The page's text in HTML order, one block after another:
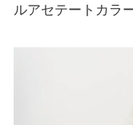
ルアセテートカラ